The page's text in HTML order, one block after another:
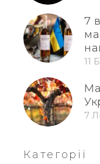
7
11
7
Категорії